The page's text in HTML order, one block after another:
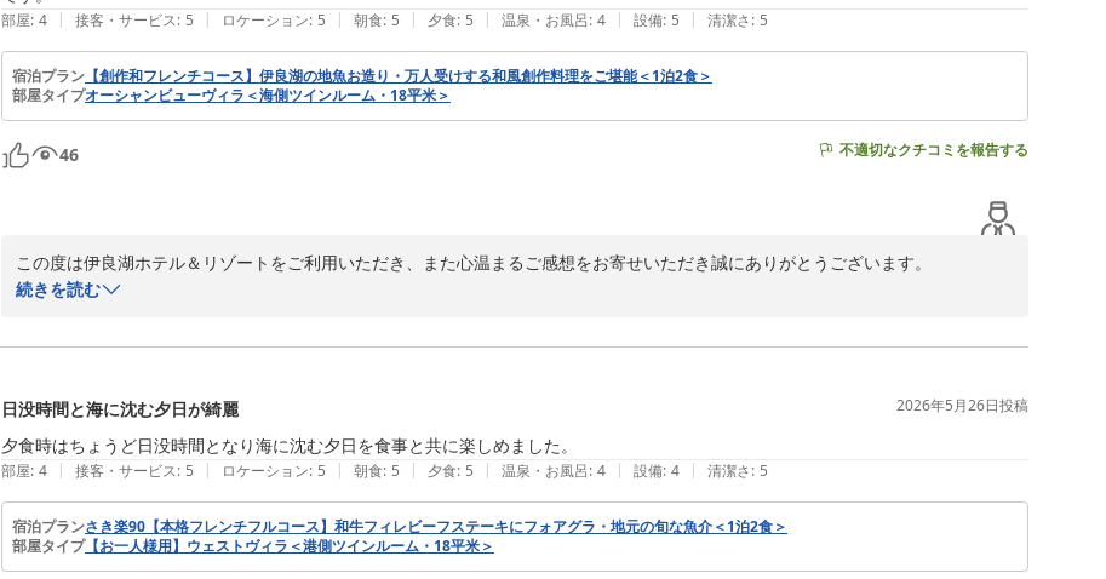
部屋: 4 | 接客・サービス: 5 | ロケーション: 5 | 朝食: 5 | 夕食: 5 | 温泉・お風呂: 4 | 設備: 5 | 清潔さ: 5
宿泊プラン 【創作和フレンチコース】伊良湖の地魚お造り・万人受けする和風創作料理をご堪能＜1泊2食＞
部屋タイプオーシャンビューヴィラ＜海側ツインルーム・18平米＞
46 不適切なクチコミを報告する
この度は伊良湖ホテル＆リゾートをご利用いただき、また心温まるご感想をお寄せいただき誠にありがとうございます。
創作和フレンチコースを楽しみにお越しいただきご期待にお応えすることができましたこと、大変嬉しく拝読いたしました。
たとのこと、料理長をはじめ調理スタッフ一同、大変光栄に存じます。また、「和の要素が取り入れられていて食べやすく、コー
ます。
特に和牛フィレステーキとフォアグラをご満足いただけたとのこと、一品一品心を込めてご提供しております私どもにとって何よ
りの励みでございます。
これからも渥美半島・伊良湖ならではの旬の食材を活かし、お客様にご満足いただけるお料理をご提供できるよう努めてまいりま
す。
ぜひまた季節を変えてお越しいただき、その時期ならではの味覚をお楽しみくださいませ。
スタッフ一同、またのお越しを心よりお待ちしております。
続きを読む
日没時間と海に沈む夕日が綺麗 2026年5月26日投稿
夕食時はちょうど日没時間となり海に沈む夕日を食事と共に楽しめました。
部屋: 4 | 接客・サービス: 5 | ロケーション: 5 | 朝食: 5 | 夕食: 5 | 温泉・お風呂: 4 | 設備: 4 | 清潔さ: 5
宿泊プランさき楽90【本格フレンチフルコース】和牛フィレビーフステーキにフォアグラ・地元の旬な魚介＜1泊2食＞
部屋タイプ【お一人様用】ウェストヴィラ＜港側ツインルーム・18平米＞